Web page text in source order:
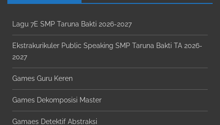
Lagu 7E SMP Taruna Bakti 2026-2027
Ekstrakurikuler Public Speaking SMP Taruna Bakti TA 2026-
2027
Games Guru Keren
Games Dekomposisi Master
Gamaes Detektif Abstraksi